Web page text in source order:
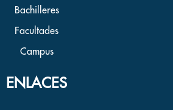
Bachilleres
Facultades
Campus
ENLACES